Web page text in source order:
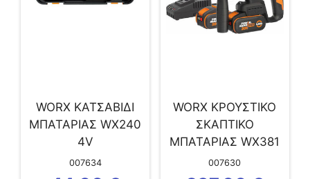
WORX ΚΑΤΣΑΒΙΔΙ
ΜΠΑΤΑΡΙΑΣ WX240
4V
007634
WORX ΚΡΟΥΣΤΙΚΟ
ΣΚΑΠΤΙΚΟ
ΜΠΑΤΑΡΙΑΣ WX381
BL 20V 2.0J
007630